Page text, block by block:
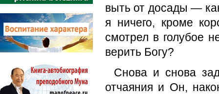
выть от досады —
я ничего, кроме
смотрел в голубое
верить Богу?
Снова и снова
отчаяния и Он,